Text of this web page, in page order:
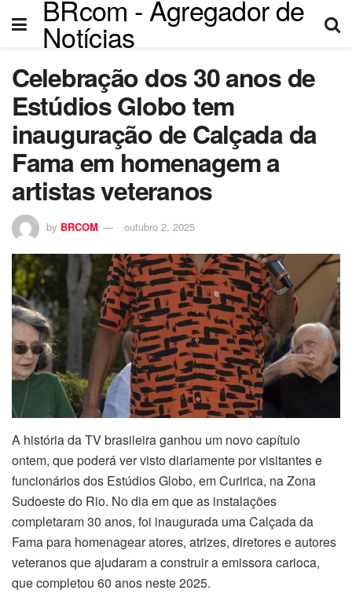
BRcom - Agregador de
Notícias
Celebração dos 30 anos de
Estúdios Globo tem
inauguração de Calçada da
Fama em homenagem a
artistas veteranos
by BRCOM outubro 2, 2025
A história da TV brasileira ganhou um novo capítulo
ontem, que poderá ver visto diariamente por visitantes e
funcionários dos Estúdios Globo, em Curirica, na Zona
Sudoeste do Rio. No dia em que as instalações
completaram 30 anos, foi inaugurada uma Calçada da
Fama para homenagear atores, atrizes, diretores e autores
veteranos que ajudaram a construir a emissora carioca,
que completou 60 anos neste 2025.